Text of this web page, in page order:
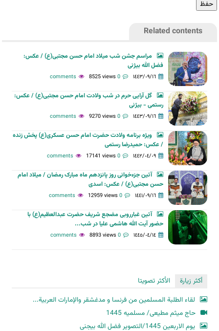
Related contents
مراسم جشن شب میلاد امام حسن مجتبی(ع) / عکس:
فضل الله بیژنی
١٤٤٣/٠٩/١٦ 0 comments
8525 views
گل آرایی حرم در شب ولادت امام حسن مجتبی(ع) / عکس:
رستمی - بیژنی
١٤٤٣/٠٩/١٦ 0 comments
9270 views
ویژه برنامه ولادت حضرت امام حسن عسکری(ع) پخش زنده
/ عکس: حمیدرضا رستمی
١٤٤٢/٠٤/٠٩ 0 comments
17141 views
آئین جزءخوانی روز پانزدهم ماه مبارک رمضان / میلاد امام
حسن مجتبی(ع) / عکس: اسدی
١٤٤١/٠٩/١٦ 0 comments
12959 views
آئین غبارروبی مضجع شریف حضرت عبدالعظیم(ع) با
حضور آیت الله هاشمی علیا در شب...
١٤٤٥/٠٤/١٤ 0 comments
8893 views
أكثر زيارة
الأكثر تصويتا
لقاء الطلبة المسلمين من فرنسا و مدغشقر والإمارات العربية...
حاج میثم مطیعی/ مسلمیه 1445
یوم الاربعین 1445/التصویر فضل الله بیجنی